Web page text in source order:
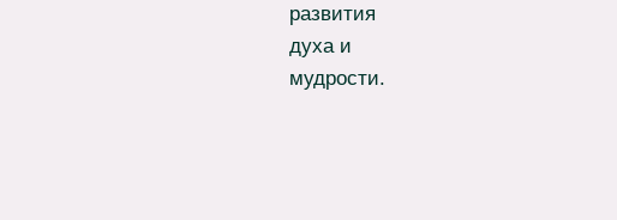
развития
духа и
мудрости.